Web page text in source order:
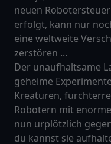
neuen
erfolgt, kann nur
eine weltweite
zerstören ...
Der unaufhaltsame
geheime
Kreaturen,
Robotern mit
nun urplötzlich
du kannst sie